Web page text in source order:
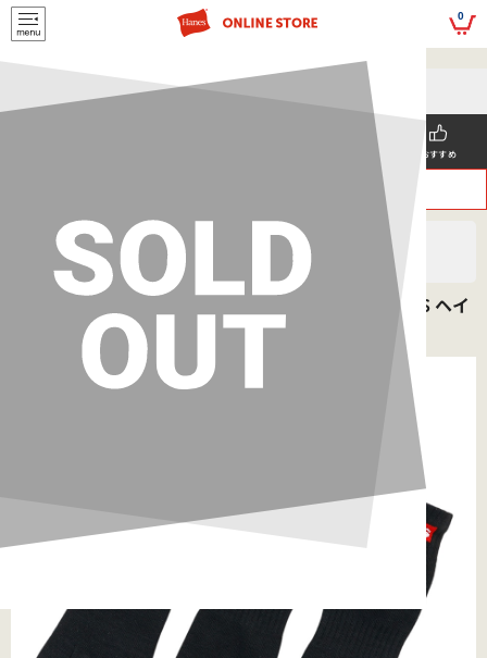
script> 0
5,500円(税込)以上
のご購入で送料を弊社負担で
お届けいたします
メールマガジンの登録で
おすすめ
ヘインズ > MEN'S > ソックス
3足組 ショートレングスソックス【ノンパイル】26SS ヘイ
ンズ(HMSCB301)